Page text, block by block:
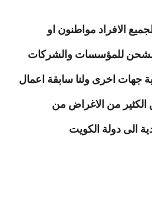
الافراد مواطنون او
للمؤسسات والشركات
جهات اخرى ولنا سابقة اعمال
الكثير من الاغراض من
الى دولة الكويت